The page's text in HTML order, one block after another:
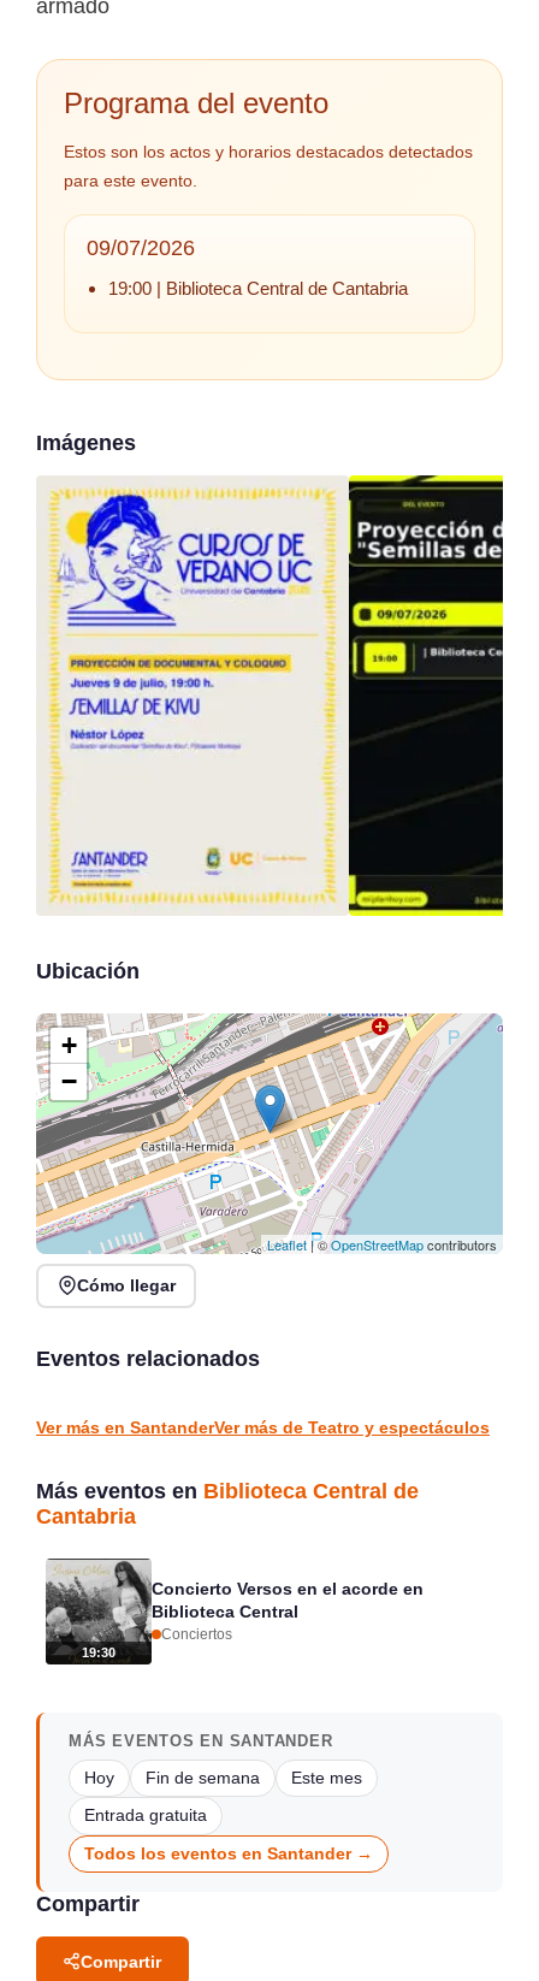
armado
Programa del evento
Estos son los actos y horarios destacados detectados
para este evento.
09/07/2026
19:00 | Biblioteca Central de Cantabria
Imágenes
Ubicación
+
−
Leaflet | ©OpenStreetMapcontributors
Cómo llegar
Eventos relacionados
Vuelve el Cabaret
Santander
Ver más en SantanderVer más de Teatro y espectáculos
Más eventos en Biblioteca Central de
Cantabria
19:30
Concierto Versos en el acorde en
Biblioteca Central
Conciertos
MÁS EVENTOS EN SANTANDER
Hoy Fin de semana Este mes
Entrada gratuita
Todos los eventos en Santander →
Compartir
Compartir